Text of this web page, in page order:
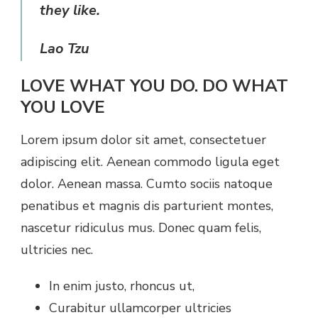
they like.
Lao Tzu
LOVE WHAT YOU DO. DO WHAT
YOU LOVE
Lorem ipsum dolor sit amet, consectetuer
adipiscing elit. Aenean commodo ligula eget
dolor. Aenean massa. Cumto sociis natoque
penatibus et magnis dis parturient montes,
nascetur ridiculus mus. Donec quam felis,
ultricies nec.
In enim justo, rhoncus ut,
Curabitur ullamcorper ultricies